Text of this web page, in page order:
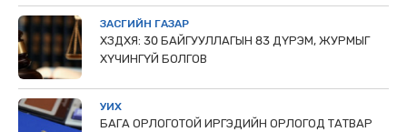
ЗАСГИЙН ГАЗАР
ХЗДХЯ: 30 БАЙГУУЛЛАГЫН 83 ДҮРЭМ, ЖУРМЫГ
ХҮЧИНГҮЙ БОЛГОВ
УИХ
БАГА ОРЛОГОТОЙ ИРГЭДИЙН ОРЛОГОД ТАТВАР